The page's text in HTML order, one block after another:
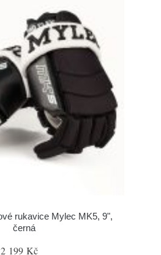
rukavice Mylec MK5, 9",
černá
2 199 Kč